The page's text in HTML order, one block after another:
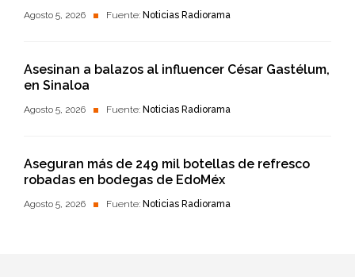
Agosto 5, 2026 Fuente: Noticias Radiorama
Asesinan a balazos al influencer César Gastélum,
en Sinaloa
Agosto 5, 2026 Fuente: Noticias Radiorama
Aseguran más de 249 mil botellas de refresco
robadas en bodegas de EdoMéx
Agosto 5, 2026 Fuente: Noticias Radiorama